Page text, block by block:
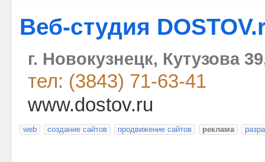
Веб-студия
г. Новокузнецк, Кутузова
тел: (3843) 71-63-41
www.dostov.ru
web создание сайтов продвижение сайтов реклама